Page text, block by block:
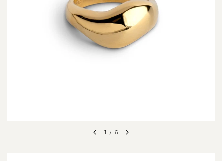
1 / 6